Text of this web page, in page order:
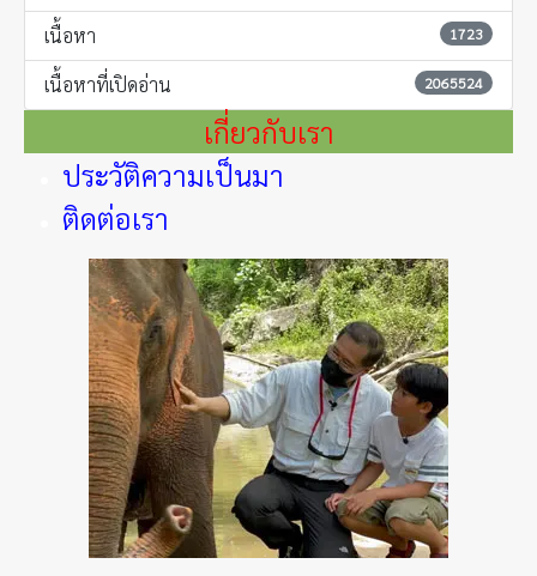
เนื้อหา 1723
เนื้อหาที่เปิดอ่าน 2065524
เกี่ยวกับเรา
ประวัติความเป็นมา
ติดต่อเรา